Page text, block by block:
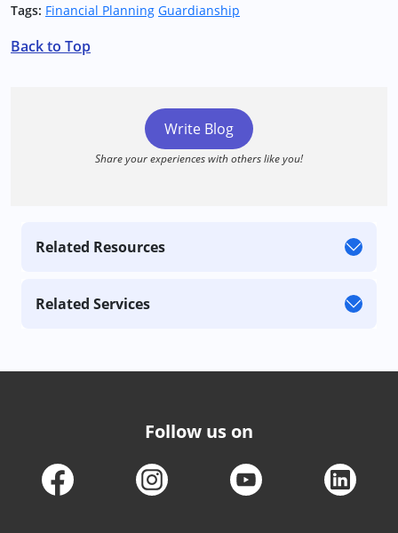
Tags: Financial Planning Guardianship
Back to Top
Write Blog
Share your experiences with others like you!
Related Resources
Related Services
Follow us on